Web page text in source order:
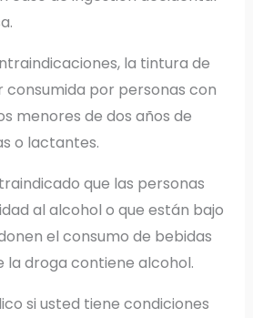
la tintura de
consumida por personas con
menores de dos años de
o lactantes.
que las personas
al alcohol o que están bajo
el consumo de bebidas
la droga contiene alcohol.
si usted tiene condiciones